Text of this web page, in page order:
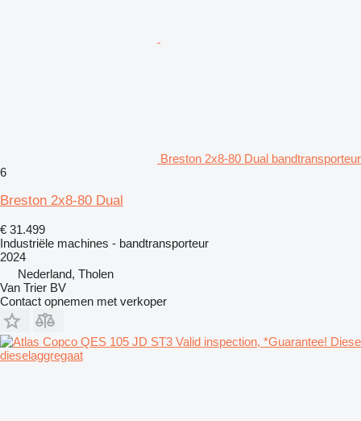
Breston 2x8-80 Dual bandtransporteur
6
Breston 2x8-80 Dual
€ 31.499
Industriële machines - bandtransporteur
2024
Nederland, Tholen
Van Trier BV
Contact opnemen met verkoper